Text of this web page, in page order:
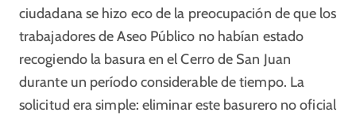
ciudadana se hizo eco de la preocupación de que los
trabajadores de Aseo Público no habían estado
recogiendo la basura en el Cerro de San Juan
durante un período considerable de tiempo. La
solicitud era simple: eliminar este basurero no oficial